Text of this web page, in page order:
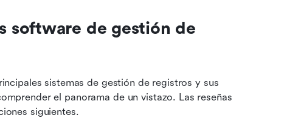
software de gestión de
sistemas de gestión de registros y sus
el panorama de un vistazo. Las reseñas
siguientes.